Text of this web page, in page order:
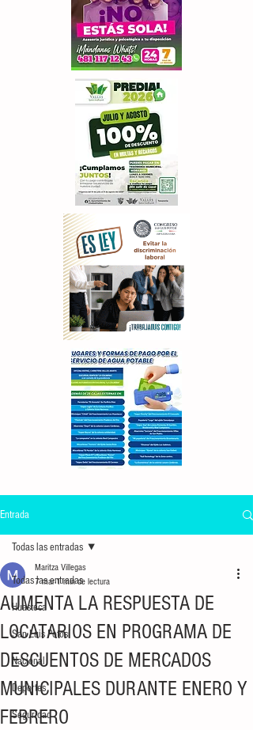
Entrada
Todas las entradas
Huasteca
San Luis Potosí
Nacional
Deportes
Seguridad
Todas las entradas
AUMENTA LA RESPUESTA DE
LOCATARIOS EN PROGRAMA DE
DESCUENTOS DE MERCADOS
MUNICIPALES DURANTE ENERO Y
FEBRERO
Maritza Villegas
7 mar1 min de lectura